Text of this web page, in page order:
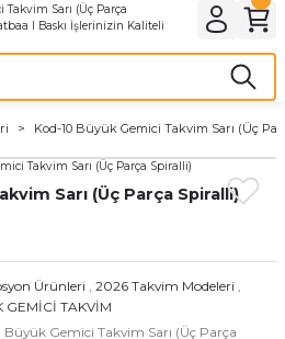
Kod-10 Büyük Gemici Takvim Sarı (Üç
Sarı (Üç Parça Spiralli)
Ürünleri , 2026 Takvim Modeleri ,
GEMİCİ TAKVİM
Büyük Gemici Takvim Sarı (Üç Parça